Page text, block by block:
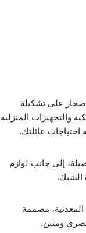
على تشكيلة
والتجهيزات المنزلية
احتياجات عائلتك.
إلى جانب لوازم
الشيك.
المعدنية، مصممة
ومتين.